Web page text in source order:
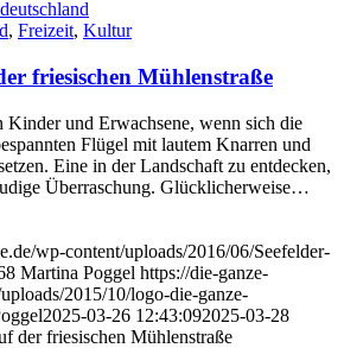
, Freizeit, Kultur
friesischen Mühlenstraße
Kinder und Erwachsene, wenn sich die
Flügel mit lautem Knarren und
Eine in der Landschaft zu entdecken,
Überraschung. Glücklicherweise…
wp-content/uploads/2016/06/Seefelder-
Martina Poggel https://die-ganze-
2015/10/logo-die-ganze-
2025-03-26 12:43:092025-03-28
der friesischen Mühlenstraße